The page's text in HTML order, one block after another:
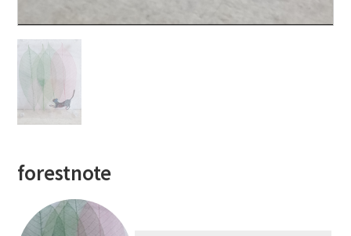
forestnote